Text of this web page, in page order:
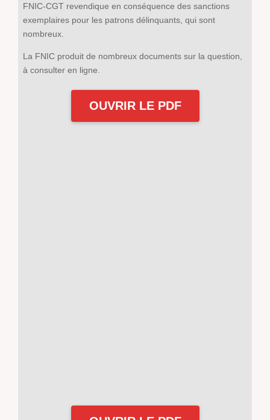
FNIC-CGT revendique en conséquence des sanctions
exemplaires pour les patrons délinquants, qui sont
nombreux.
La FNIC produit de nombreux documents sur la question,
à consulter en ligne.
OUVRIR LE PDF